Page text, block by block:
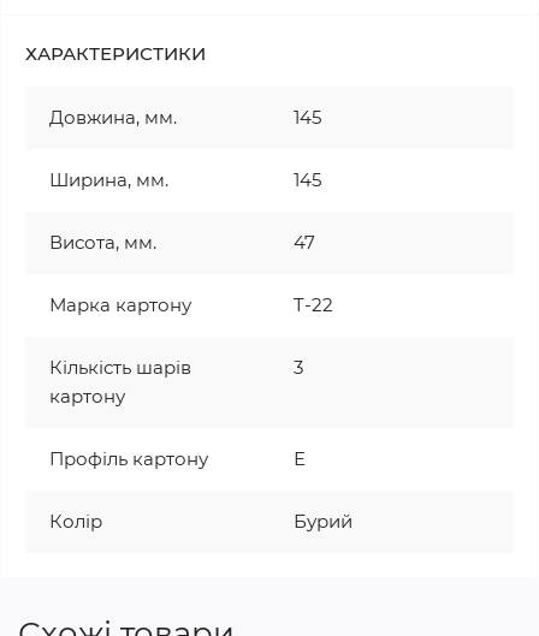
ХАРАКТЕРИСТИКИ
Довжина, мм. 145
Ширина, мм. 145
Висота, мм. 47
Марка картону T-22
Кількість шарів
картону
3
Профіль картону Е
Колір Бурий